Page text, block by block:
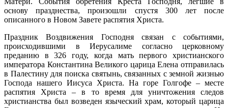
основу празднества, произошли спустя 300 лет после
описанного в Новом Завете распятия Христа.
Праздник Воздвижения Господня связан с событиями,
происходившими в Иерусалиме согласно церковному
преданию в 326 году, когда мать первого христианского
императора Константина Великого царица Елена отправилась
в Палестину для поиска святынь, связанных с земной жизнью
Господа нашего Иисуса Христа. На горе Голгофе – месте
распятия Христа – в то время для уничтожения следов
христианства был возведен языческий храм, который царица